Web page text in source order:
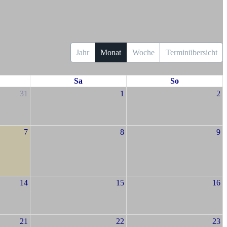
Jahr Monat Woche Terminübersicht
Sa
So
31
1 2
7 8 9
14 15 16
21 22 23